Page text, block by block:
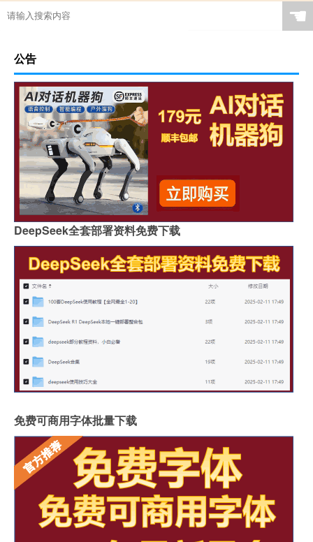
☚
公告
DeepSeek全套部署资料免费下载
免费可商用字体批量下载